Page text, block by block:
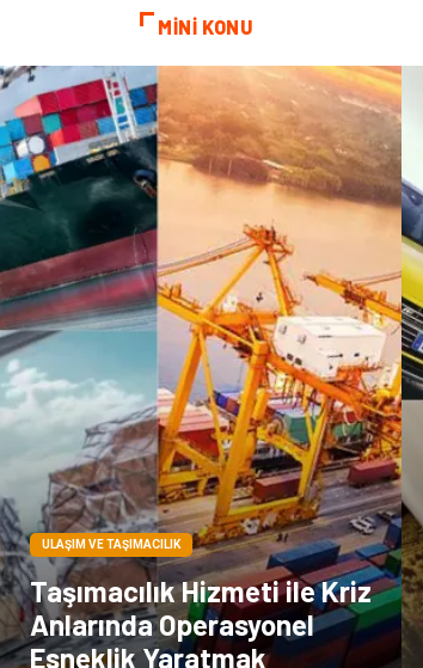
MİNİ KONU
ULAŞIM VE TAŞIMACILIK
Taşımacılık Hizmeti ile Kriz
Anlarında Operasyonel
Esneklik Yaratmak